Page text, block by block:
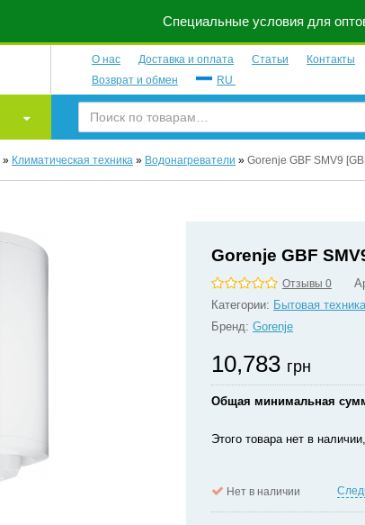
Специальные условия для
О нас Доставка и оплата Статьи
Контакты
Возврат и обмен
RU
» Климатическая техника » Водонагреватели » Gorenje GBF SMV9
Gorenje GBF
Отзывы 0
Категории: Бытовая техника
Бренд: Gorenje
10,783 грн
Общая минимальная
Этого товара нет в
Нет в наличии